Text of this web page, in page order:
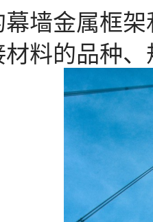
金属框架
料的品种